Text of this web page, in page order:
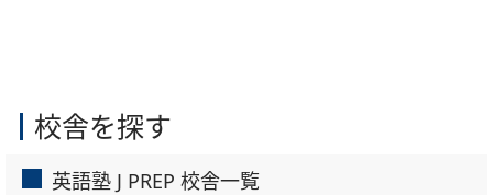
校舎を探す
英語塾 J PREP 校舎一覧